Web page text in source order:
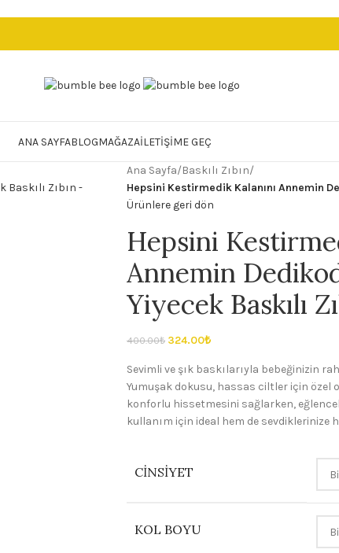
ANA SAYFABLOGMAĞAZAİLETIŞIME GEÇ
Ana Sayfa/Baskılı Zıbın/
Hepsini Kestirmedik Kalanını Annemin
Ürünlere geri dön
Hepsini
Annemin
Yiyecek Baskılı
400.00₺ 324.00₺
Sevimli ve şık baskılarıyla bebeğinizin
Yumuşak dokusu, hassas ciltler için özel
konforlu hissetmesini sağlarken,
kullanım için ideal hem de sevdiklerinize
CINSIYET
KOL BOYU